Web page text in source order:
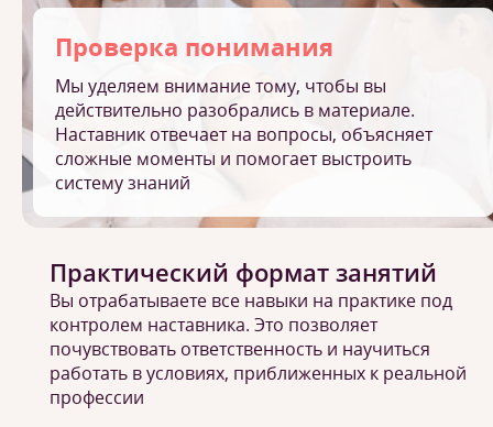
Проверка понимания
Мы уделяем внимание тому, чтобы вы
действительно разобрались в материале.
Наставник отвечает на вопросы, объясняет
сложные моменты и помогает выстроить
систему знаний
Практический формат занятий
Вы отрабатываете все навыки на практике под
контролем наставника. Это позволяет
почувствовать ответственность и научиться
работать в условиях, приближенных к реальной
профессии